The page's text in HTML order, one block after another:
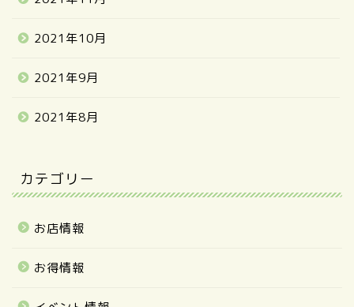
2021年10月
2021年9月
2021年8月
カテゴリー
お店情報
お得情報